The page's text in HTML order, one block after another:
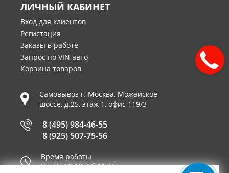
ЛИЧНЫЙ КАБИНЕТ
Вход для клиентов
Регистация
Заказы в работе
Запрос по VIN авто
Корзина товаров
Самовывоз г. Москва, Можайское
шоссе, д.25, этаж 1, офис 119/3
8 (495) 984-46-55
8 (925) 507-75-56
Время работы
Пн-Пт 10-19, Сб 11-16